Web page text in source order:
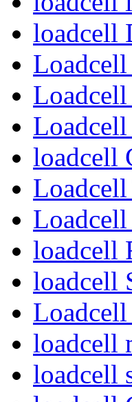
loadcell
Loadcell
loadcell
Loadcell
loadcell
loadcell
loadcell
loadcell